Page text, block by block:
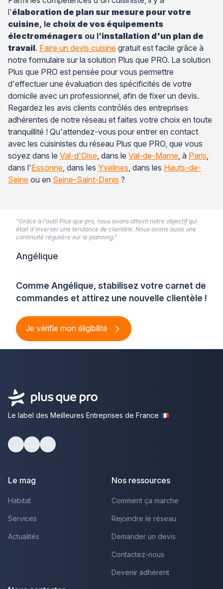
l'élaboration de plan sur mesure pour votre
cuisine, le choix de vos équipements
électroménagers ou l'installation d'un plan de
travail. Faire un devis cuisine gratuit est facile grâce à
notre formulaire sur la solution Plus que PRO. La solution
Plus que PRO est pensée pour vous permettre
d'effectuer une évaluation des spécificités de votre
domicile avec un professionnel, afin de fixer un devis.
Regardez les avis clients contrôlés des entreprises
adhérentes de notre réseau et faites votre choix en toute
tranquillité ! Qu'attendez-vous pour entrer en contact
avec les cuisinistes du réseau Plus que PRO, que vous
soyez dans le Val-d'Oise , dans le Val-de-Marne , à Paris
dans l'Essonne , dans les Yvelines , dans les Hauts-de-
Seine ou en Seine-Saint-Denis ?
Comme Angélique, stabilisez votre carnet de
commandes et attirez une nouvelle clientèle !
Je vérifie mon éligibilité
“Grâce à l’outil Plus que pro, nous avons atteint notre objectif qui
était d’inverser une tendance de clientèle. Nous avons aussi une
continuité régulière sur le planning.”
Angélique
Le label des Meilleures Entreprises de France
Le mag
Habitat
Services
Actualités
Nos ressources
Comment ça marche
Rejoindre le réseau
Demander un devis
Contactez-nous
Devenir adhérent